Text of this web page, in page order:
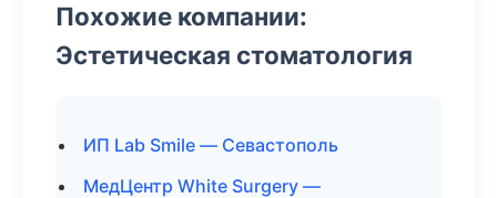
Похожие компании:
Эстетическая стоматология
ИП Lab Smile — Севастополь
МедЦентр White Surgery —